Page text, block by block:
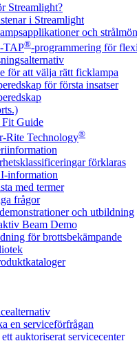
Streamlight?
i Streamlight
och
TAP®-programmering för
för att välja rätt ficklampa
för första insatser
Guide
Rite Technology®
förklaras
information
med termer
frågor
och utbildning
Beam Demo
för brottsbekämpande
en serviceförfrågan
auktoriserat servicecenter